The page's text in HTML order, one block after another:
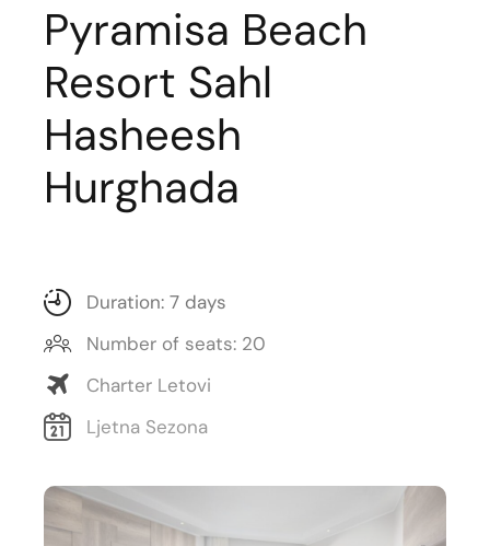
Pyramisa Beach
Resort Sahl
Hasheesh
Hurghada
Duration: 7 days
Number of seats: 20
Charter Letovi
Ljetna Sezona